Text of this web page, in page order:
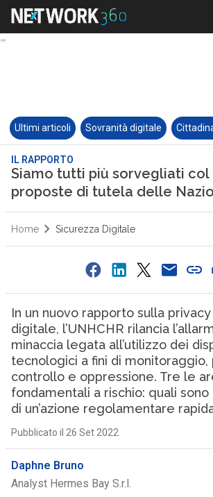
Ultimi articoli Sovranità digitale
IL RAPPORTO
Siamo tutti più sorvegliati
proposte di tutela delle
Home Sicurezza Digitale
In un nuovo rapporto sulla privacy
digitale, l’UNHCHR rilancia
minaccia legata all’utilizzo dei
tecnologici a fini di monitoraggio,
controllo e oppressione. Tre le
fondamentali a rischio: quali sono
di un’azione regolamentare
Pubblicato il 26 Set 2022
Daphne Bruno
Analyst Hermes Bay S.r.l.